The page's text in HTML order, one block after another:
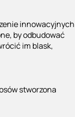
innowacyjnych
by odbudować
im blask,
stworzona